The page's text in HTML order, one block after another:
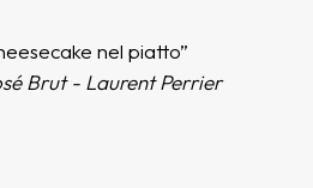
nel piatto”
Brut - Laurent Perrier